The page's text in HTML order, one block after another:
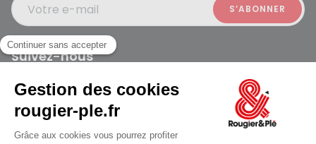
jusqu'au Samedi à 09:30
Votre e-mail
Suivez-nous
Rougier et Plé 2024 Copyright